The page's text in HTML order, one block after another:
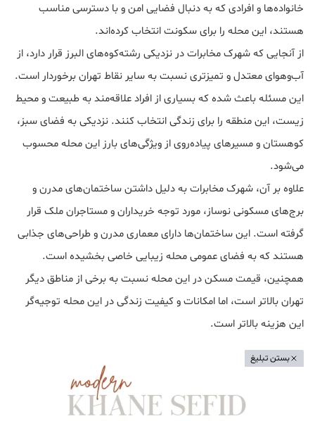
خانواده‌ها و افرادی که به دنبال فضایی امن و با دسترسی مناسب
هستند، این محله را برای سکونت انتخاب کرده‌اند.
از آنجایی که شهرک مخابرات در نزدیکی رشته‌کوه‌های البرز قرار دارد، از
آب‌و‌هوای معتدل و تمیزتری نسبت به سایر نقاط تهران برخوردار است.
این مسئله باعث شده که بسیاری از افراد علاقه‌مند به طبیعت و محیط
زیست، این منطقه را برای زندگی انتخاب کنند. نزدیکی به فضای سبز،
کوهستان و مسیرهای پیاده‌روی از ویژگی‌های بارز این محله محسوب
می‌شود.
علاوه بر آن، شهرک مخابرات به دلیل داشتن ساختمان‌های مدرن و
برج‌های مسکونی نوساز، مورد توجه خریداران و مستاجران ملک قرار
گرفته است. این ساختمان‌ها دارای معماری مدرن و طراحی‌های جذابی
هستند که به فضای عمومی محله زیبایی خاصی بخشیده است.
همچنین، قیمت مسکن در این محله نسبت به برخی از مناطق دیگر
تهران بالاتر است، اما امکانات و کیفیت زندگی در این محله توجیه‌گر
این هزینه بالاتر است.
بستن تبلیغ